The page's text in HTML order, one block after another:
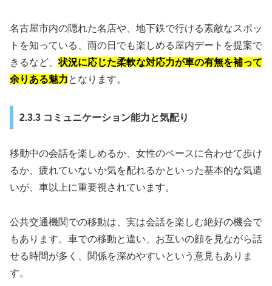
名古屋市内の隠れた名店や、地下鉄で行ける素敵なスポッ
トを知っている、雨の日でも楽しめる屋内デートを提案で
きるなど、状況に応じた柔軟な対応力が車の有無を補って
余りある魅力となります。
2.3.3 コミュニケーション能力と気配り
移動中の会話を楽しめるか、女性のペースに合わせて歩け
るか、疲れていないか気を配れるかといった基本的な気遣
いが、車以上に重要視されています。
公共交通機関での移動は、実は会話を楽しむ絶好の機会で
もあります。車での移動と違い、お互いの顔を見ながら話
せる時間が多く、関係を深めやすいという意見もありま
す。